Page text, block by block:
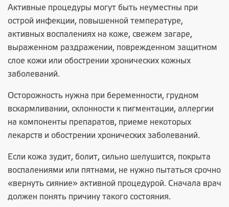
Активные процедуры могут быть неуместны при
острой инфекции, повышенной температуре,
активных воспалениях на коже, свежем загаре,
выраженном раздражении, поврежденном защитном
слое кожи или обострении хронических кожных
заболеваний.
Осторожность нужна при беременности, грудном
вскармливании, склонности к пигментации, аллергии
на компоненты препаратов, приеме некоторых
лекарств и обострении хронических заболеваний.
Если кожа зудит, болит, сильно шелушится, покрыта
воспалениями или пятнами, не нужно пытаться срочно
«вернуть сияние» активной процедурой. Сначала врач
должен понять причину такого состояния.